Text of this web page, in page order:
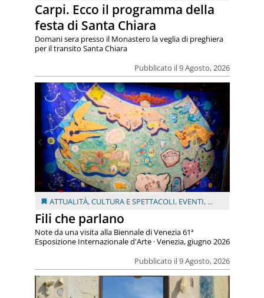
Carpi. Ecco il programma della
festa di Santa Chiara
Pubblicato il 9 Agosto, 2026
Domani sera presso il Monastero la veglia di preghiera
per il transito Santa Chiara
ATTUALITÀ,CULTURA E SPETTACOLI, EVENTI, ...
Fili che parlano
Pubblicato il 9 Agosto, 2026
Note da una visita alla Biennale di Venezia 61ª
Esposizione Internazionale d'Arte · Venezia, giugno 2026